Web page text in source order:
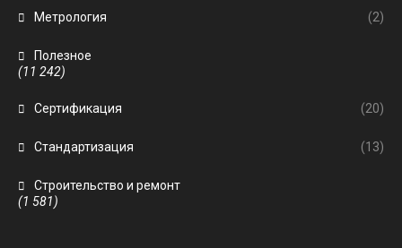
Метрология (2)
Полезное
(11 242)
Сертификация (20)
Стандартизация (13)
Строительство и ремонт
(1 581)